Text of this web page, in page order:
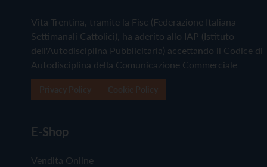
Vita Trentina, tramite la Fisc (Federazione Italiana
Settimanali Cattolici), ha aderito allo IAP (Istituto
dell'Autodisciplina Pubblicitaria) accettando il Codice di
Autodisciplina della Comunicazione Commerciale
E-Shop
Vendita Online